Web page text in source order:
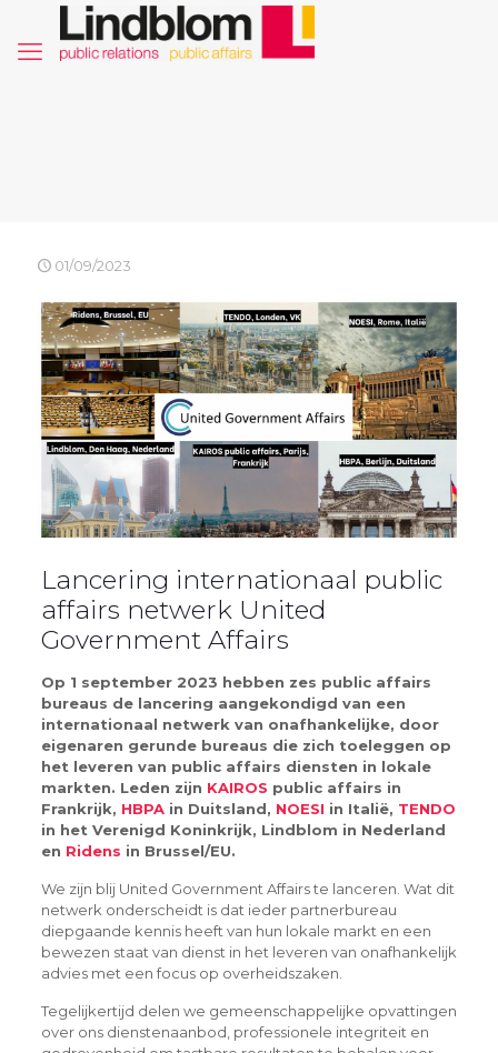
01/09/2023
Lancering internationaal public
affairs netwerk United
Government Affairs
Op 1 september 2023 hebben zes public affairs
bureaus de lancering aangekondigd van een
internationaal netwerk van onafhankelijke, door
eigenaren gerunde bureaus die zich toeleggen op
het leveren van public affairs diensten in lokale
markten. Leden zijn KAIROS public affairs in
Frankrijk, HBPAin Duitsland, NOESI in Italië, TENDO
in het Verenigd Koninkrijk, Lindblom in Nederland
en Ridens in Brussel/EU.
We zijn blij United Government Affairs te lanceren. Wat dit
netwerk onderscheidt is dat ieder partnerbureau
diepgaande kennis heeft van hun lokale markt en een
bewezen staat van dienst in het leveren van onafhankelijk
advies met een focus op overheidszaken.
Tegelijkertijd delen we gemeenschappelijke opvattingen
over ons dienstenaanbod, professionele integriteit en